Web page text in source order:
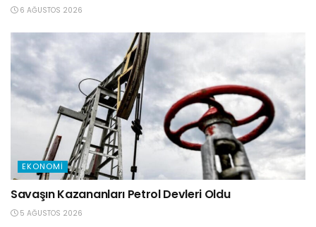
6 AĞUSTOS 2026
EKONOMI
Savaşın Kazananları Petrol Devleri Oldu
5 AĞUSTOS 2026